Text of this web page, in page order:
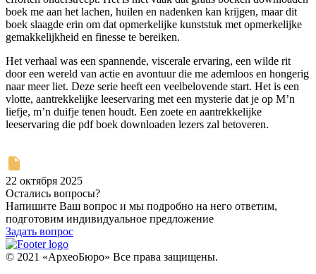
boek me aan het lachen, huilen en nadenken kan krijgen, maar dit
boek slaagde erin om dat opmerkelijke kunststuk met opmerkelijke
gemakkelijkheid en finesse te bereiken.
Het verhaal was een spannende, viscerale ervaring, een wilde rit
door een wereld van actie en avontuur die me ademloos en hongerig
naar meer liet. Deze serie heeft een veelbelovende start. Het is een
vlotte, aantrekkelijke leeservaring met een mysterie dat je op M’n
liefje, m’n duifje tenen houdt. Een zoete en aantrekkelijke
leeservaring die pdf boek downloaden lezers zal betoveren.
22 октября 2025
Остались вопросы?
Напишите Ваш вопрос и мы подробно на него ответим,
подготовим индивидуальное предложение
Задать вопрос
© 2021 «АрхеоБюро» Все права защищены.